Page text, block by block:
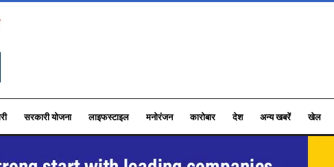
सरकारी योजना लाइफस्टाइल मनोरंजन कारोबार देश अन्य खबरें खेल